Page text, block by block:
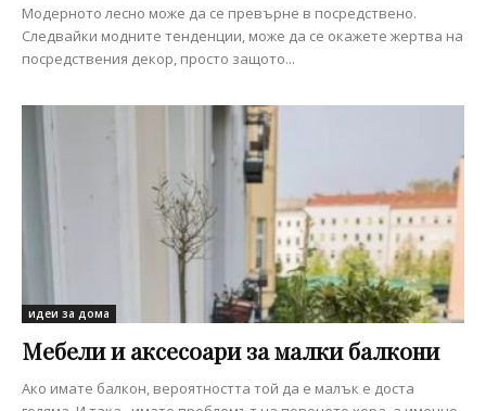
Модерното лесно може да се превърне в посредствено.
Следвайки модните тенденции, може да се окажете жертва на
посредствения декор, просто защото...
идеи за дома
Мебели и аксесоари за малки балкони
Ако имате балкон, вероятността той да е малък е доста